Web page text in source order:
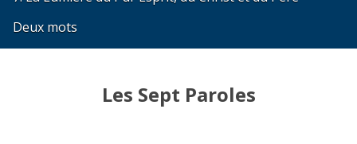
Deux mots
Les Sept Paroles